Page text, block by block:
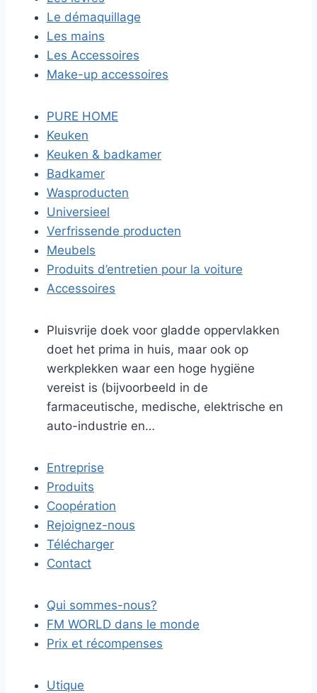
Le démaquillage
Les mains
Les Accessoires
Make-up accessoires
PURE HOME
Keuken
Keuken & badkamer
Badkamer
Wasproducten
Universieel
Verfrissende producten
Meubels
Produits d’entretien pour la voiture
Accessoires
Pluisvrije doek voor gladde oppervlakken
doet het prima in huis, maar ook op
werkplekken waar een hoge hygiëne
vereist is (bijvoorbeeld in de
farmaceutische, medische, elektrische en
auto-industrie en…
Entreprise
Produits
Coopération
Rejoignez-nous
Télécharger
Contact
Qui sommes-nous?
FM WORLD dans le monde
Prix et récompenses
Utique